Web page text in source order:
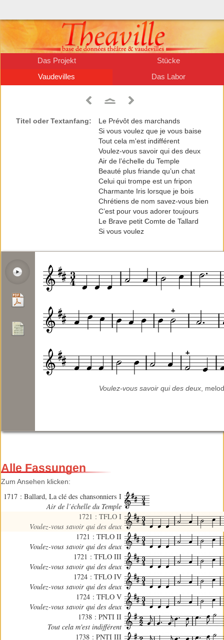
Das Projekt
Stücke
Vaudevilles
Das Labor
Titel oder Textanfang:
Le Prévôt des marchands
Si vous voulez que je vous baise
Tout cela m'est indifférent
Voulez-vous savoir qui des deux
Air de l’échelle du Temple
Beauté plus friande qu’un chat
Celui qui trompe est un fripon
Charmante Iris lorsque je bois
Chrétiens de nom savez-vous bien
C’est pour vous adorer toujours
Le Brave petit Comte de Tallard
Si vous voulez
Voulez-vous savoir qui des deux,
Alle Fassungen
Zum Ansehen klicken:
1717 : Ballard, La clé des chansonniers I
Air de l’échelle du Temple
1721 : TFLO I
Voulez-vous savoir qui des deux
1721 : TFLO II
Voulez-vous savoir qui des deux
1721 : TFLO III
Voulez-vous savoir qui des deux
1724 : TFLO IV
Voulez-vous savoir qui des deux
1724 : TFLO V
Voulez-vous savoir qui des deux
1738 : PNTI II
Tout cela m'est indifférent
1738 : PNTI III